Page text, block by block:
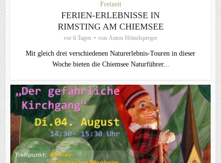
Freizeit
FERIEN-ERLEBNISSE IN
RIMSTING AM CHIEMSEE
vor 6 Tagen von Anton Hötzelsperger
Mit gleich drei verschiedenen Naturerlebnis-Touren in dieser
Woche bieten die Chiemsee Naturführer...